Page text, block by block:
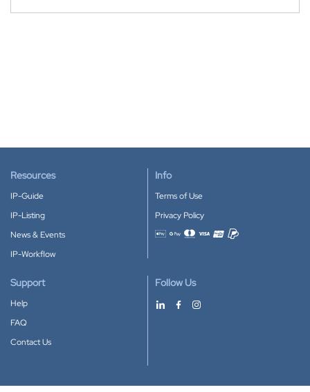
Resources
IP-Guide
IP-Listing
News & Events
IP-Workflow
Info
Terms of Use
Privacy Policy
Accepted payment methods
Support
Help
FAQ
Contact Us
Follow Us